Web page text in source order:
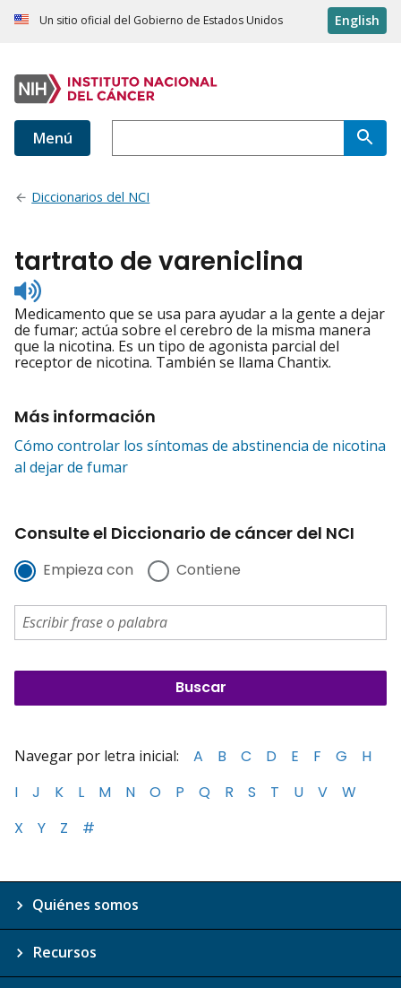
Un sitio oficial del Gobierno de Estados Unidos English
Menú
Diccionarios del NCI
tartrato de vareniclina
Listen
to
pronunciation
Medicamento que se usa para ayudar a la gente a dejar
de fumar; actúa sobre el cerebro de la misma manera
que la nicotina. Es un tipo de agonista parcial del
receptor de nicotina. También se llama Chantix.
Más información
Cómo controlar los síntomas de abstinencia de nicotina
al dejar de fumar
Consulte el Diccionario de cáncer del NCI
Empieza con Contiene
Navegar por letra inicial: A B C D E F G
H
I
J K L M N O P Q R S T U V
W
X
Y Z #
Quiénes somos
Recursos